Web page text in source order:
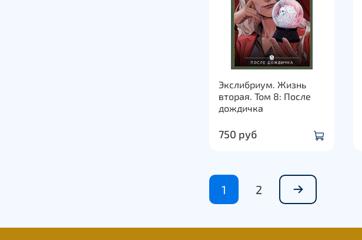
Экслибриум. Жизнь
вторая. Том 8: После
дождичка
750 руб
1 2